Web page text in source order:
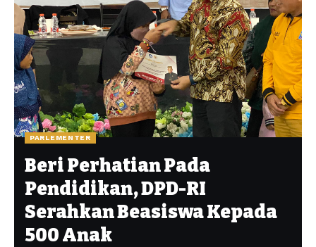
PARLEMENTER
Beri Perhatian Pada
Pendidikan, DPD-RI
Serahkan Beasiswa Kepada
500 Anak